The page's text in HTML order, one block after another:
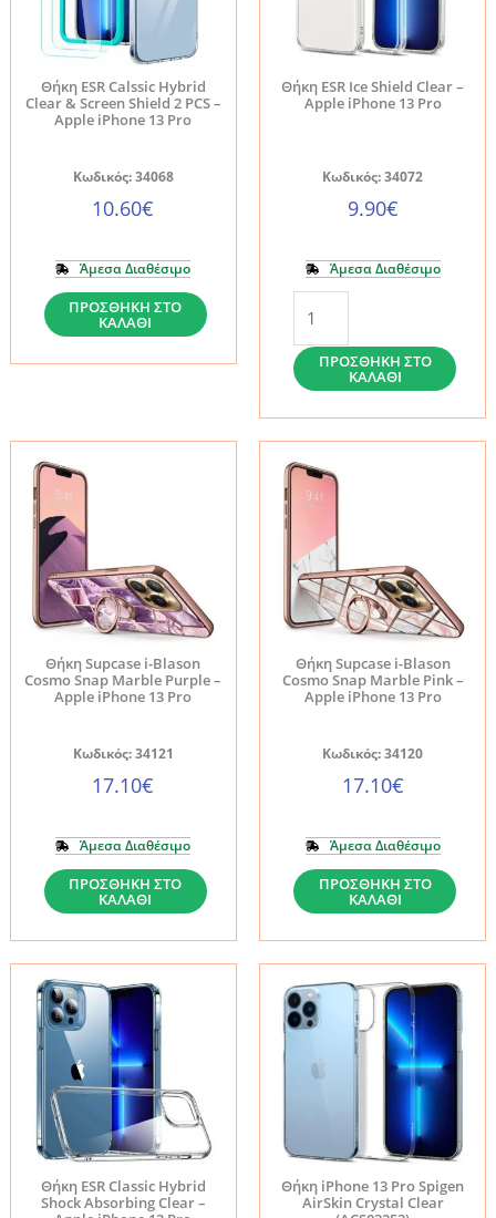
White
(ACS03267)
(ACS03261)
Θήκη ESR Calssic Hybrid
Clear & Screen Shield 2 PCS –
Apple iPhone 13 Pro
Κωδικός: 34068
10.60€
Άμεσα Διαθέσιμο
Θήκη
ESR
Calssic
&
Screen
Shield
2
PCS
-
Apple
13
Pro
ΠΡΟΣΘΉΚΗ ΣΤΟ
ΚΑΛΆΘΙ
Θήκη ESR Ice Shield Clear –
Apple iPhone 13 Pro
Κωδικός: 34072
9.90€
Άμεσα Διαθέσιμο
Ice
Shield
Clear
-
Apple
iPhone
Pro
ποσότητα
ΠΡΟΣΘΉΚΗ ΣΤΟ
ΚΑΛΆΘΙ
Θήκη Supcase i-Blason
Cosmo Snap Marble Purple –
Apple iPhone 13 Pro
Κωδικός: 34121
17.10€
Άμεσα Διαθέσιμο
Θήκη
Supcase
i-
Blason
Cosmo
Snap
Marble
Purple
Apple
iPhone
13
ΠΡΟΣΘΉΚΗ ΣΤΟ
ΚΑΛΆΘΙ
Θήκη Supcase i-Blason
Cosmo Snap Marble Pink –
Apple iPhone 13 Pro
Κωδικός: 34120
17.10€
Άμεσα Διαθέσιμο
Θήκη
Supcase
i-
Blason
Cosmo
Snap
Pink
iPhone
13
ΠΡΟΣΘΉΚΗ ΣΤΟ
ΚΑΛΆΘΙ
Θήκη ESR Classic Hybrid
Shock Absorbing Clear –
Θήκη iPhone 13 Pro Spigen
AirSkin Crystal Clear